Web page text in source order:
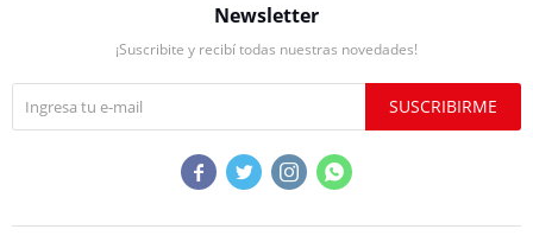
Newsletter
¡Suscribite y recibí todas nuestras novedades!
SUSCRIBIRME
   